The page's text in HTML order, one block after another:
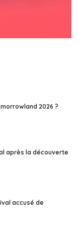
2026 ?
après la découverte
accusé de